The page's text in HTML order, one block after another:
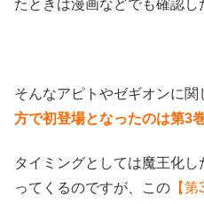
たときは漫画などでも確認し
そんなアピトやゼギオンに関
方で初登場となったのは第3巻
タイミングとしては魔王化
ってくるのですが、この 【